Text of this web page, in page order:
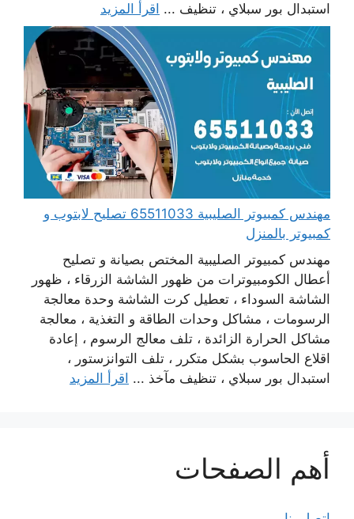
استبدال بور سبلاي ، تنظيف ... اقرأ المزيد
مهندس كمبيوتر الصليبية 65511033 تصليح لابتوب و
كمبيوتر بالمنزل
مهندس كمبيوتر الصليبية المختص بصيانة و تصليح
أعطال الكومبيوترات من ظهور الشاشة الزرقاء ، ظهور
الشاشة السوداء ، تعطيل كرت الشاشة وحدة معالجة
الرسومات ، مشاكل وحدات الطاقة و التغذية ، معالجة
مشاكل الحرارة الزائدة ، تلف معالج الرسوم ، إعادة
اقلاع الحاسوب بشكل متكرر ، تلف التوانزستور ،
استبدال بور سبلاي ، تنظيف مآخذ ... اقرأ المزيد
أهم الصفحات